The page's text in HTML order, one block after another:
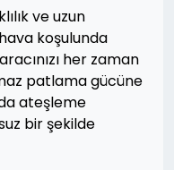
ve uzun
koşulunda
her zaman
patlama gücüne
ateşleme
bir şekilde